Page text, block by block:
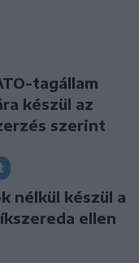
tagállam
készül az
szerint
nélkül készül a
ellen